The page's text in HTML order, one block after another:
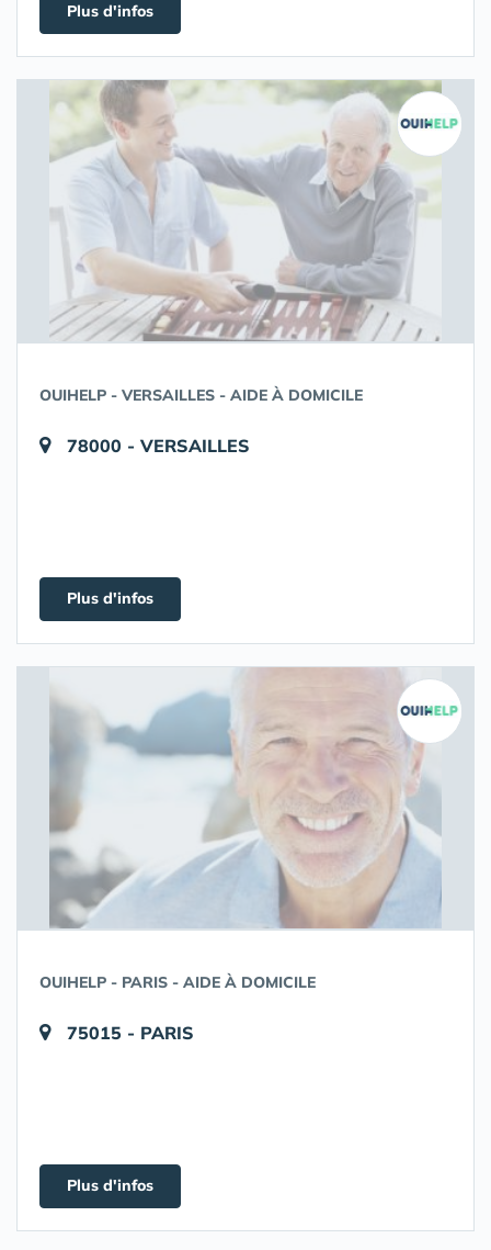
Plus d'infos
OUIHELP - VERSAILLES - AIDE À DOMICILE
78000 - VERSAILLES
Plus d'infos
OUIHELP - PARIS - AIDE À DOMICILE
75015 - PARIS
Plus d'infos